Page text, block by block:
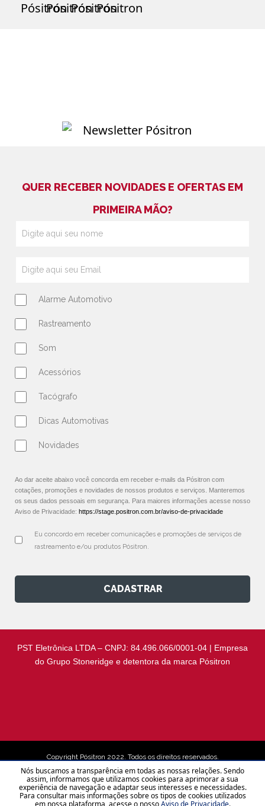
QUER RECEBER NOVIDADES E OFERTAS EM
PRIMEIRA MÃO?
Alarme Automotivo
Rastreamento
Som
Acessórios
Tacógrafo
Dicas Automotivas
Novidades
Ao dar aceite abaixo você concorda em receber e-mails da Pósitron com
cotações, promoções e novidades de nossos produtos e serviços. Manteremos
os seus dados pessoais em segurança. Para maiores informações acesse nosso
Aviso de Privacidade: https://stage.positron.com.br/aviso-de-privacidade
Eu concordo em receber comunicações e promoções de serviços de
rastreamento e/ou produtos Pósitron.
CADASTRAR
PST Eletrônica LTDA – CNPJ: 84.496.066/0001-04 | Empresa
do Grupo Stoneridge e detentora da marca Pósitron
Copyright Pósitron 2022. Todos os direitos reservados.
Aviso de Privacidade
Nós buscamos a transparência em todas as nossas relações. Sendo
assim, informamos que utilizamos cookies para aprimorar a sua
experiência de navegação e adaptar seus interesses e necessidades.
Para consultar mais informações sobre os tipos de cookies utilizados
em nossa plataforma, acesse o nossoAviso de Privacidade.